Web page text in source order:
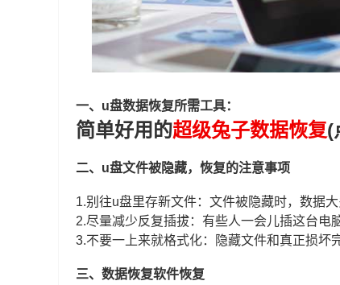
一、u盘数据恢复所需工具：
简单好用的超级兔子数据恢复(
二、u盘文件被隐藏，恢复的注意事项
1.别往u盘里存新文件：文件被隐藏时，数据
2.尽量减少反复插拔：有些人一会儿插这台电
3.不要一上来就格式化：隐藏文件和真正损坏
三、数据恢复软件恢复